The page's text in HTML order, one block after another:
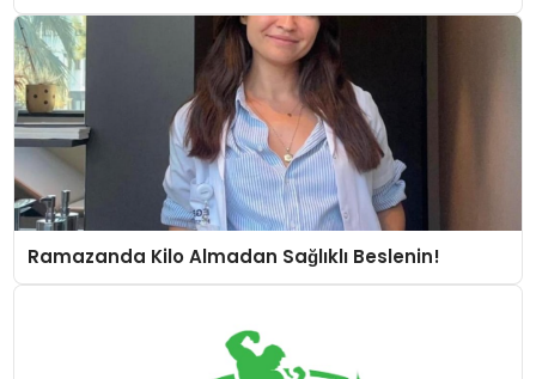
Ramazanda Kilo Almadan Sağlıklı Beslenin!